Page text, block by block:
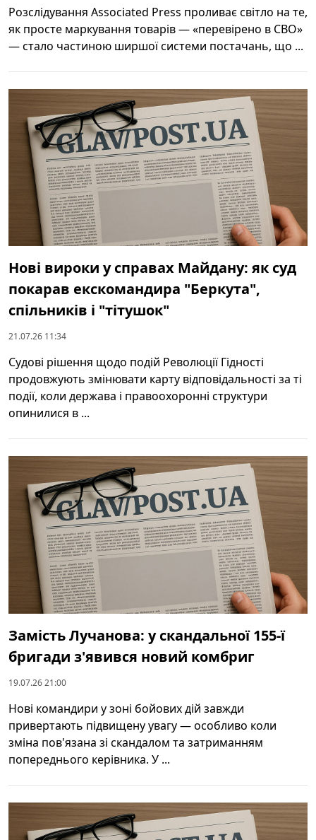
Розслідування Associated Press проливає світло на те,
як просте маркування товарів — «перевірено в СВО»
— стало частиною ширшої системи постачань, що ...
Нові вироки у справах Майдану: як суд
покарав екскомандира "Беркута",
спільників і "тітушок"
21.07.26 11:34
Судові рішення щодо подій Революції Гідності
продовжують змінювати карту відповідальності за ті
події, коли держава і правоохоронні структури
опинилися в ...
Замість Лучанова: у скандальної 155-ї
бригади з'явився новий комбриг
19.07.26 21:00
Нові командири у зоні бойових дій завжди
привертають підвищену увагу — особливо коли
зміна пов'язана зі скандалом та затриманням
попереднього керівника. У ...